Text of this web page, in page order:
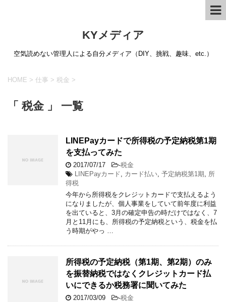
KYメディア
空気読めない管理人による自分メディア（DIY、挑戦、趣味、etc.）
HOME > 仕事 > 税金 >
「 税金 」 一覧
LINEPayカードで所得税の予定納税第1期
を支払ってみた
2017/07/17 -税金
LINEPayカード
カード払い 予定納税第1期
所
得税
今年から所得税をクレジットカードで支払えるよう
になりましたが、個人事業をしていて前年度に利益
を出ていると、3月の確定申告の時だけではなく、7
月と11月にも、所得税の予定納税という、税金を払
う時期がやっ …
所得税の予定納税（第1期、第2期）のみ
を振替納税ではなくクレジットカード払
いにできるか税務署に聞いてみた
2017/03/09 -税金